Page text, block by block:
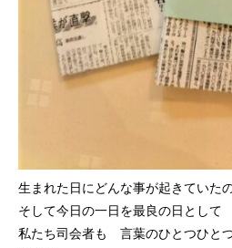
生まれた日にどんな事が起きていた
そして今日の一日を最良の日とし
私たち司会者も 言葉のひとつひと